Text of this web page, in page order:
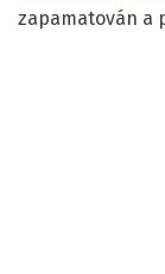
zapamatován a